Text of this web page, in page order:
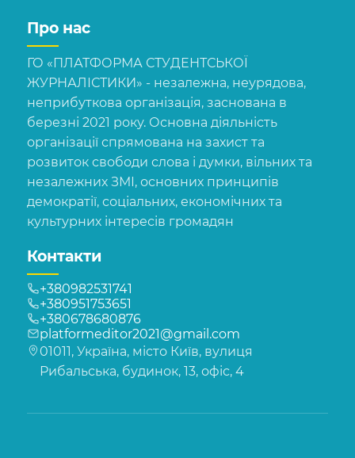
Про нас
ГО «ПЛАТФОРМА СТУДЕНТСЬКОЇ
ЖУРНАЛІСТИКИ» - незалежна, неурядова,
неприбуткова організація, заснована в
березні 2021 року. Основна діяльність
організації спрямована на захист та
розвиток свободи слова і думки, вільних та
незалежних ЗМІ, основних принципів
демократії, соціальних, економічних та
культурних інтересів громадян
Контакти
+380982531741
+380951753651
+380678680876
platformeditor2021@gmail.com
01011, Україна, місто Київ, вулиця
Рибальська, будинок, 13, офіс, 4